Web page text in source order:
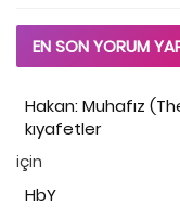
EN SON YORUM
Hakan: Muhafız
kıyafetler
için
HbY